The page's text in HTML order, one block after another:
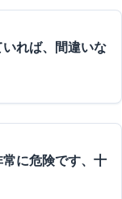
れば、間違いな
に危険です、十